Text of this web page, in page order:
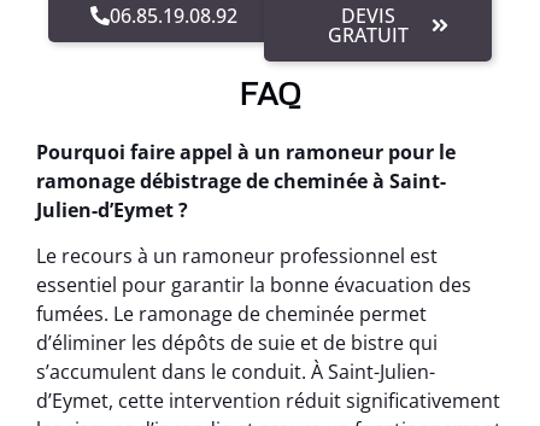
06.85.19.08.92 DEVIS
GRATUIT
FAQ
Pourquoi faire appel à un ramoneur pour le
ramonage débistrage de cheminée à Saint-
Julien-d’Eymet ?
Le recours à un ramoneur professionnel est
essentiel pour garantir la bonne évacuation des
fumées. Le ramonage de cheminée permet
d’éliminer les dépôts de suie et de bistre qui
s’accumulent dans le conduit. À Saint-Julien-
d’Eymet, cette intervention réduit significativement